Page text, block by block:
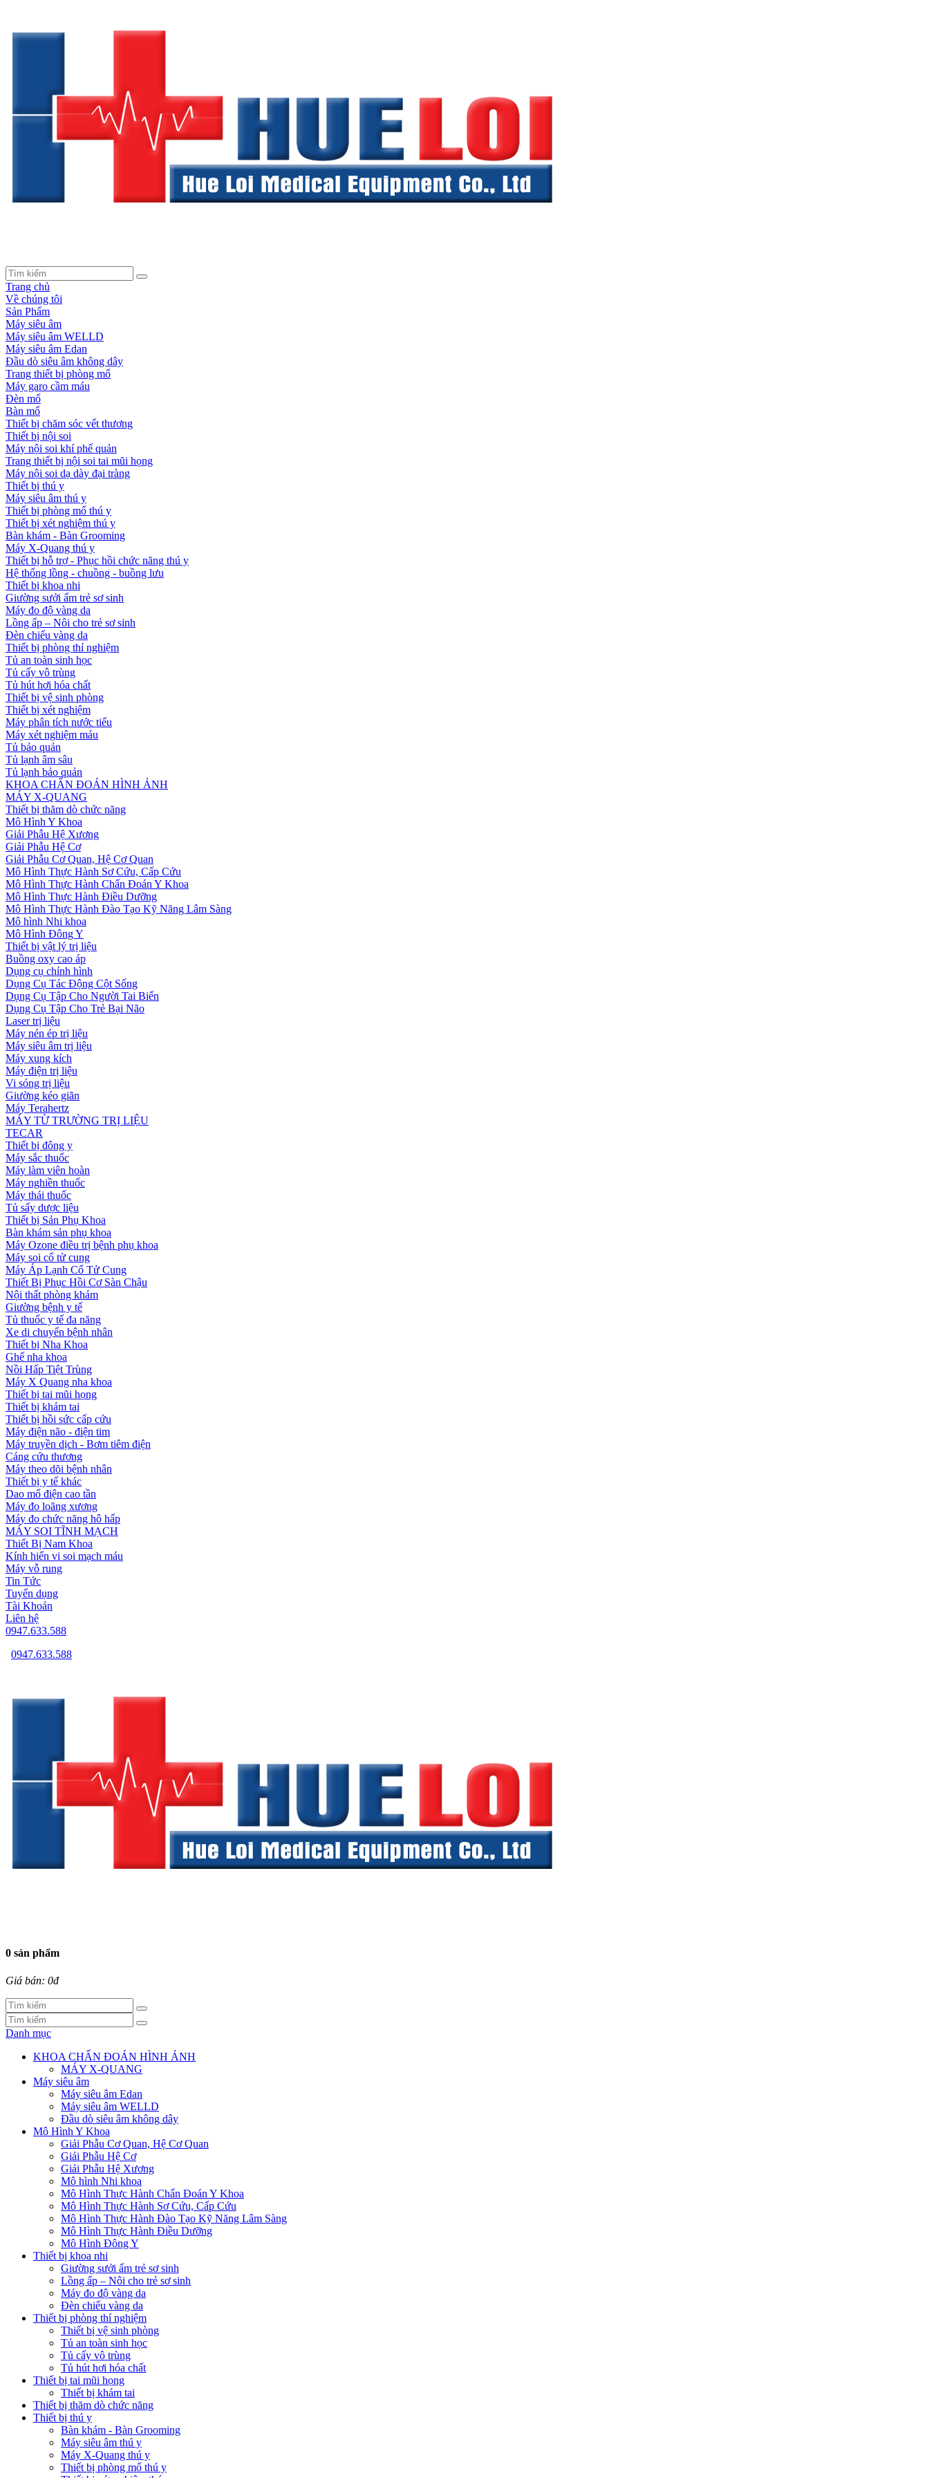
Trang chủ
Về chúng tôi
Sản Phẩm
Máy siêu âm
Máy siêu âm WELLD
Máy siêu âm Edan
Đầu dò siêu âm không dây
Trang thiết bị phòng mổ
Máy garo cầm máu
Đèn mổ
Bàn mổ
Thiết bị chăm sóc vết thương
Thiết bị nội soi
Máy nội soi khí phế quản
Trang thiết bị nội soi tai mũi họng
Máy nội soi dạ dày đại tràng
Thiết bị thú y
Máy siêu âm thú y
Thiết bị phòng mổ thú y
Thiết bị xét nghiệm thú y
Bàn khám - Bàn Grooming
Máy X-Quang thú y
Thiết bị hỗ trợ - Phục hồi chức năng thú y
Hệ thống lồng - chuồng - buồng lưu
Thiết bị khoa nhi
Giường sưởi ấm trẻ sơ sinh
Máy đo độ vàng da
Lồng ấp – Nôi cho trẻ sơ sinh
Đèn chiếu vàng da
Thiết bị phòng thí nghiệm
Tủ an toàn sinh học
Tủ cấy vô trùng
Tủ hút hơi hóa chất
Thiết bị vệ sinh phòng
Thiết bị xét nghiệm
Máy phân tích nước tiểu
Máy xét nghiệm máu
Tủ bảo quản
Tủ lạnh âm sâu
Tủ lạnh bảo quản
KHOA CHẨN ĐOÁN HÌNH ẢNH
MÁY X-QUANG
Thiết bị thăm dò chức năng
Mô Hình Y Khoa
Giải Phẫu Hệ Xương
Giải Phẫu Hệ Cơ
Giải Phẫu Cơ Quan, Hệ Cơ Quan
Mô Hình Thực Hành Sơ Cứu, Cấp Cứu
Mô Hình Thực Hành Chẩn Đoán Y Khoa
Mô Hình Thực Hành Điều Dưỡng
Mô Hình Thực Hành Đào Tạo Kỹ Năng Lâm Sàng
Mô hình Nhi khoa
Mô Hình Đông Y
Thiết bị vật lý trị liệu
Buồng oxy cao áp
Dụng cụ chỉnh hình
Dụng Cụ Tác Động Cột Sống
Dụng Cụ Tập Cho Người Tai Biến
Dụng Cụ Tập Cho Trẻ Bại Não
Laser trị liệu
Máy nén ép trị liệu
Máy siêu âm trị liệu
Máy xung kích
Máy điện trị liệu
Vi sóng trị liệu
Giường kéo giãn
Máy Terahertz
MÁY TỪ TRƯỜNG TRỊ LIỆU
TECAR
Thiết bị đông y
Máy sắc thuốc
Máy làm viên hoàn
Máy nghiền thuốc
Máy thái thuốc
Tủ sấy dược liệu
Thiết bị Sản Phụ Khoa
Bàn khám sản phụ khoa
Máy Ozone điều trị bệnh phụ khoa
Máy soi cổ tử cung
Máy Áp Lạnh Cổ Tử Cung
Thiết Bị Phục Hồi Cơ Sàn Chậu
Nội thất phòng khám
Giường bệnh y tế
Tủ thuốc y tế đa năng
Xe di chuyển bệnh nhân
Thiết bị Nha Khoa
Ghế nha khoa
Nồi Hấp Tiệt Trùng
Máy X Quang nha khoa
Thiết bị tai mũi họng
Thiết bị khám tai
Thiết bị hồi sức cấp cứu
Máy điện não - điện tim
Máy truyền dịch - Bơm tiêm điện
Cáng cứu thương
Máy theo dõi bệnh nhân
Thiết bị y tế khác
Dao mổ điện cao tần
Máy đo loãng xương
Máy đo chức năng hô hấp
MÁY SOI TĨNH MẠCH
Thiết Bị Nam Khoa
Kính hiển vi soi mạch máu
Máy vỗ rung
Tin Tức
Tuyển dụng
Tài Khoản
Liên hệ
0947.633.588
0947.633.588
0 sản phẩm
Giá bán: 0đ
Danh mục
KHOA CHẨN ĐOÁN HÌNH ẢNH
MÁY X-QUANG
Máy siêu âm
Máy siêu âm Edan
Máy siêu âm WELLD
Đầu dò siêu âm không dây
Mô Hình Y Khoa
Giải Phẫu Cơ Quan, Hệ Cơ Quan
Giải Phẫu Hệ Cơ
Giải Phẫu Hệ Xương
Mô hình Nhi khoa
Mô Hình Thực Hành Chẩn Đoán Y Khoa
Mô Hình Thực Hành Sơ Cứu, Cấp Cứu
Mô Hình Thực Hành Đào Tạo Kỹ Năng Lâm Sàng
Mô Hình Thực Hành Điều Dưỡng
Mô Hình Đông Y
Thiết bị khoa nhi
Giường sưởi ấm trẻ sơ sinh
Lồng ấp – Nôi cho trẻ sơ sinh
Máy đo độ vàng da
Đèn chiếu vàng da
Thiết bị phòng thí nghiệm
Thiết bị vệ sinh phòng
Tủ an toàn sinh học
Tủ cấy vô trùng
Tủ hút hơi hóa chất
Thiết bị tai mũi họng
Thiết bị khám tai
Thiết bị thăm dò chức năng
Thiết bị thú y
Bàn khám - Bàn Grooming
Máy siêu âm thú y
Máy X-Quang thú y
Thiết bị phòng mổ thú y